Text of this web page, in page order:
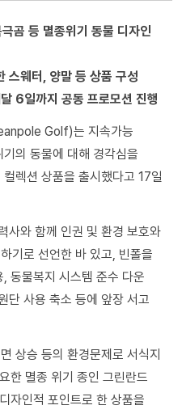
곰 등 멸종위기 동물 디자인
스웨터, 양말 등 상품 구성
6일까지 공동 프로모션 진행
Golf)는 지속가능
의 동물에 대해 경각심을
렉션 상품을 출시했다고 17일
사와 함께 인권 및 환경 보호와
기로 선언한 바 있고, 빈폴을
동물복지 시스템 준수 다운
단 사용 축소 등에 앞장 서고
상승 등의 환경문제로 서식지
한 멸종 위기 종인 그린란드
자인적 포인트로 한 상품을